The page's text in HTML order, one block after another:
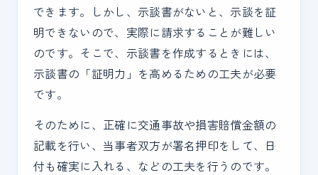
できます。しかし、示談書がないと、示談を証
明できないので、実際に請求することが難しい
のです。そこで、示談書を作成するときには、
示談書の「証明力」を高めるための工夫が必要
です。
そのために、正確に交通事故や損害賠償金額の
記載を行い、当事者双方が署名押印をして、日
付も確実に入れる、などの工夫を行うのです。